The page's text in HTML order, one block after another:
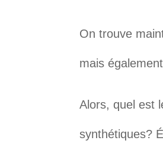
On trouve
mais
Alors, quel est
synthétiques?